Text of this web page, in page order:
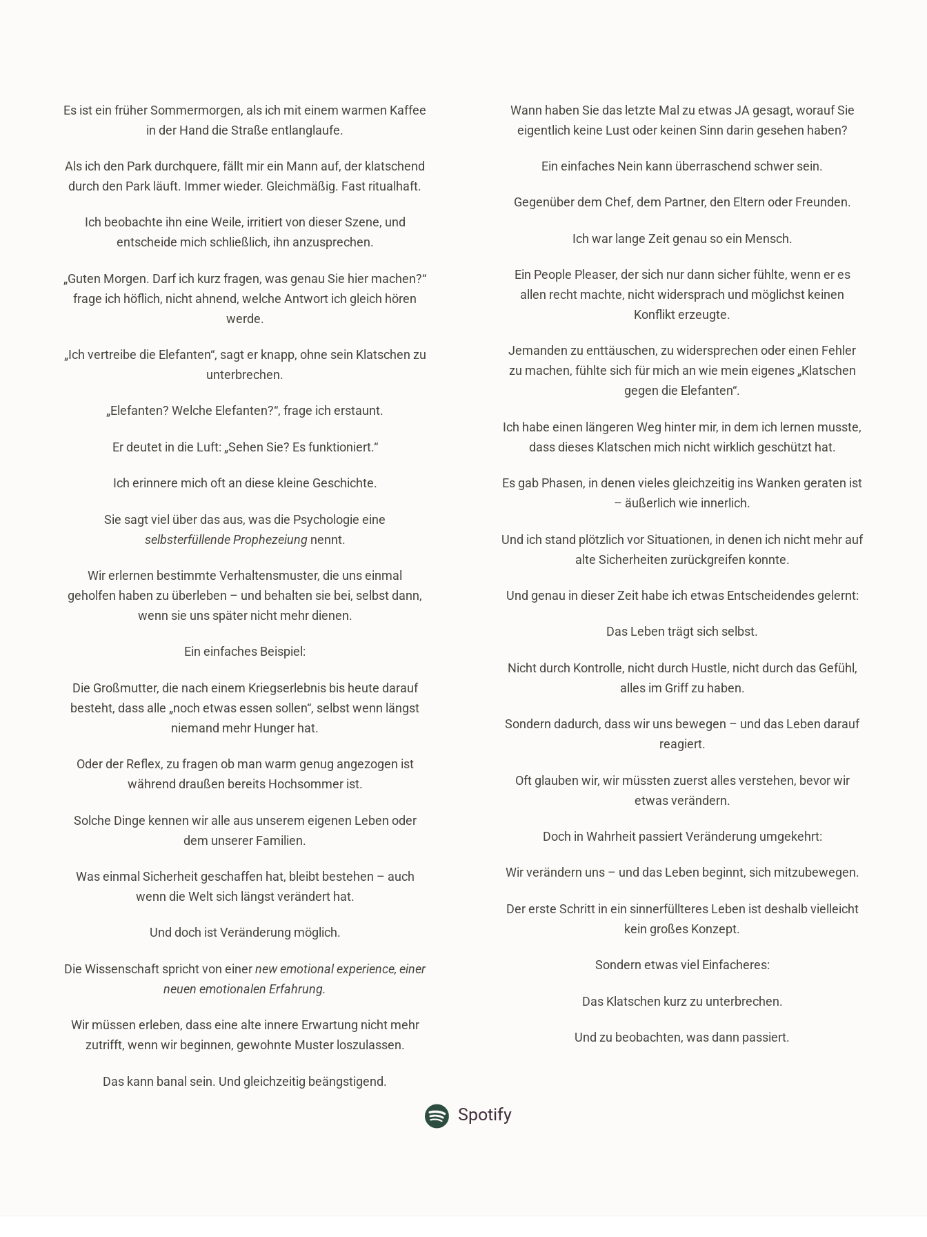
Es ist ein früher Sommermorgen, als ich mit einem warmen Kaffee
in der Hand die Straße entlanglaufe.
Als ich den Park durchquere, fällt mir ein Mann auf, der klatschend
durch den Park läuft. Immer wieder. Gleichmäßig. Fast ritualhaft.
Ich beobachte ihn eine Weile, irritiert von dieser Szene, und
entscheide mich schließlich, ihn anzusprechen.
„Guten Morgen. Darf ich kurz fragen, was genau Sie hier machen?“
frage ich höflich, nicht ahnend, welche Antwort ich gleich hören
werde.
„Ich vertreibe die Elefanten“, sagt er knapp, ohne sein Klatschen zu
unterbrechen.
„Elefanten? Welche Elefanten?“, frage ich erstaunt.
Er deutet in die Luft: „Sehen Sie? Es funktioniert.“
Ich erinnere mich oft an diese kleine Geschichte.
Sie sagt viel über das aus, was die Psychologie eine
selbsterfüllende Prophezeiungnennt.
Wir erlernen bestimmte Verhaltensmuster, die uns einmal
geholfen haben zu überleben – und behalten sie bei, selbst dann,
wenn sie uns später nicht mehr dienen.
Ein einfaches Beispiel:
Die Großmutter, die nach einem Kriegserlebnis bis heute darauf
besteht, dass alle „noch etwas essen sollen“, selbst wenn längst
niemand mehr Hunger hat.
Oder der Reflex, zu fragen ob man warm genug angezogen ist
während draußen bereits Hochsommer ist.
Solche Dinge kennen wir alle aus unserem eigenen Leben oder
dem unserer Familien.
Was einmal Sicherheit geschaffen hat, bleibt bestehen – auch
wenn die Welt sich längst verändert hat.
Und doch ist Veränderung möglich.
Die Wissenschaft spricht von einernew emotional experience, einer
neuen emotionalen Erfahrung.
Wir müssen erleben, dass eine alte innere Erwartung nicht mehr
zutrifft, wenn wir beginnen, gewohnte Muster loszulassen.
Das kann banal sein. Und gleichzeitig beängstigend.
Wann haben Sie das letzte Mal zu etwas JA gesagt, worauf Sie
eigentlich keine Lust oder keinen Sinn darin gesehen haben?
Ein einfaches Nein kann überraschend schwer sein.
Gegenüber dem Chef, dem Partner, den Eltern oder Freunden.
Ich war lange Zeit genau so ein Mensch.
Ein People Pleaser, der sich nur dann sicher fühlte, wenn er es
allen recht machte, nicht widersprach und möglichst keinen
Konflikt erzeugte.
Jemanden zu enttäuschen, zu widersprechen oder einen Fehler
zu machen, fühlte sich für mich an wie mein eigenes „Klatschen
gegen die Elefanten“.
Ich habe einen längeren Weg hinter mir, in dem ich lernen musste,
dass dieses Klatschen mich nicht wirklich geschützt hat.
Es gab Phasen, in denen vieles gleichzeitig ins Wanken geraten ist
– äußerlich wie innerlich.
Und ich stand plötzlich vor Situationen, in denen ich nicht mehr auf
alte Sicherheiten zurückgreifen konnte.
Und genau in dieser Zeit habe ich etwas Entscheidendes gelernt:
Das Leben trägt sich selbst.
Nicht durch Kontrolle, nicht durch Hustle, nicht durch das Gefühl,
alles im Griff zu haben.
Sondern dadurch, dass wir uns bewegen – und das Leben darauf
reagiert.
Oft glauben wir, wir müssten zuerst alles verstehen, bevor wir
etwas verändern.
Doch in Wahrheit passiert Veränderung umgekehrt:
Wir verändern uns – und das Leben beginnt, sich mitzubewegen.
Der erste Schritt in ein sinnerfüllteres Leben ist deshalb vielleicht
kein großes Konzept.
Sondern etwas viel Einfacheres:
Das Klatschen kurz zu unterbrechen.
Und zu beobachten, was dann passiert.
Spotify